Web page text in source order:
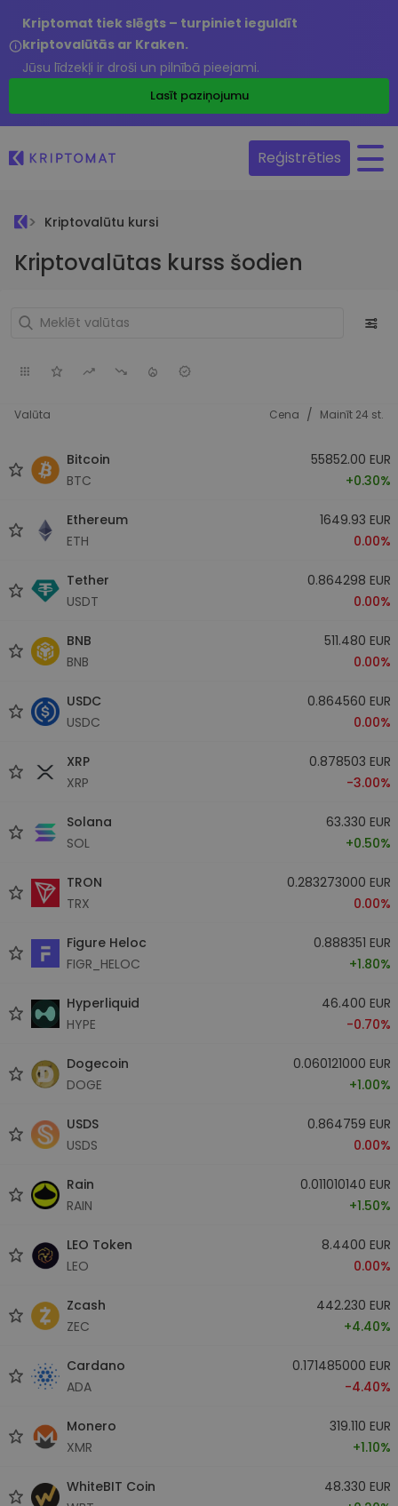
Kriptomat tiek slēgts – turpiniet ieguldīt
kriptovalūtās ar Kraken.
Jūsu līdzekļi ir droši un pilnībā pieejami.
Lasīt paziņojumu
Reģistrēties
Kriptovalūtu kursi
Kriptovalūtas kurss šodien
Valūta Cena / Mainīt 24 st.
Bitcoin
BTC
55852.00 EUR
+0.30%
Ethereum
ETH
1649.93 EUR
0.00%
Tether
USDT
0.864298 EUR
0.00%
BNB
BNB
511.480 EUR
0.00%
USDC
USDC
0.864560 EUR
0.00%
XRP
XRP
0.878503 EUR
-3.00%
Solana
SOL
63.330 EUR
+0.50%
TRON
TRX
0.283273000 EUR
0.00%
Figure Heloc
FIGR_HELOC
0.888351 EUR
+1.80%
Hyperliquid
HYPE
46.400 EUR
-0.70%
Dogecoin
DOGE
0.060121000 EUR
+1.00%
USDS
USDS
0.864759 EUR
0.00%
Rain
RAIN
0.011010140 EUR
+1.50%
LEO Token
LEO
8.4400 EUR
0.00%
Zcash
ZEC
442.230 EUR
+4.40%
Cardano
ADA
0.171485000 EUR
-4.40%
Monero
XMR
319.110 EUR
+1.10%
WhiteBIT Coin
48.330 EUR